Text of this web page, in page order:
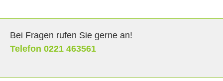
Bei Fragen rufen Sie gerne an!
Telefon 0221 463561